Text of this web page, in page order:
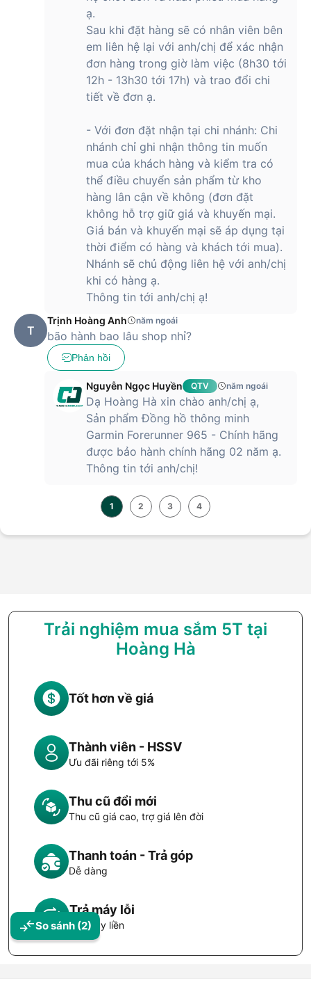
So sánh (2)
ạ.
Sau khi đặt hàng sẽ có nhân viên bên
em liên hệ lại với anh/chị để xác nhận
đơn hàng trong giờ làm việc (8h30 tới
12h - 13h30 tới 17h) và trao đổi chi
tiết về đơn ạ.
- Với đơn đặt nhận tại chi nhánh: Chi
nhánh chỉ ghi nhận thông tin muốn
mua của khách hàng và kiểm tra có
thể điều chuyển sản phẩm từ kho
hàng lân cận về không (đơn đặt
không hỗ trợ giữ giá và khuyến mại.
Giá bán và khuyến mại sẽ áp dụng tại
thời điểm có hàng và khách tới mua).
Nhánh sẽ chủ động liên hệ với anh/chị
khi có hàng ạ.
Thông tin tới anh/chị ạ!
T
Trịnh Hoàng Anh năm ngoái
bão hành bao lâu shop nhỉ?
Phản hồi
Nguyễn Ngọc Huyền QTV năm ngoái
Dạ Hoàng Hà xin chào anh/chị ạ,
Sản phẩm Đồng hồ thông minh
Garmin Forerunner 965 - Chính hãng
được bảo hành chính hãng 02 năm ạ.
Thông tin tới anh/chị!
1 2 3 4
Trải nghiệm mua sắm 5T tại
Hoàng Hà
Tốt hơn về giá
Thành viên - HSSV
Ưu đãi riêng tới 5%
Thu cũ đổi mới
Thu cũ giá cao, trợ giá lên đời
Thanh toán - Trả góp
Dễ dàng
Trả máy lỗi
Đổi máy liền